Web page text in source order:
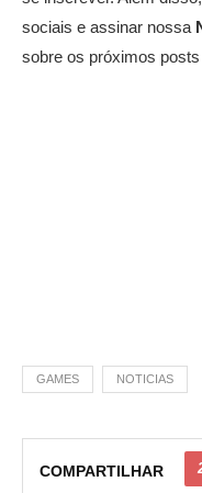
sociais e assinar nossa
sobre os próximos
GAMES NOTICIAS
COMPARTILHAR